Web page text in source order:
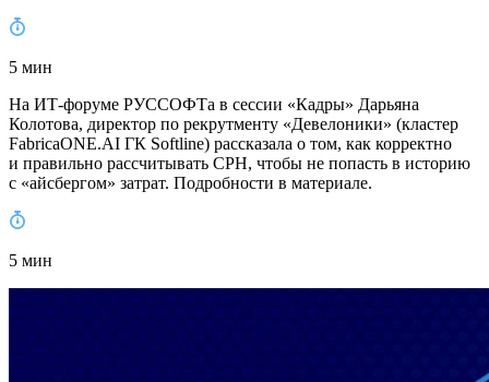
5 мин
На ИТ-форуме РУССОФТа в сессии «Кадры» Дарьяна
Колотова, директор по рекрутменту «Девелоники» (кластер
FabricaONE.AI ГК Softline) рассказала о том, как корректно
и правильно рассчитывать CPH, чтобы не попасть в историю
с «айсбергом» затрат. Подробности в материале.
5 мин